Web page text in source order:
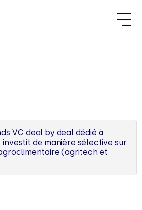
VC deal by deal dédié à
de manière sélective sur
(agritech et